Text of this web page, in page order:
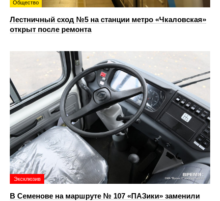
Общество
Лестничный сход №5 на станции метро «Чкаловская»
открыт после ремонта
Эксклюзив
В Семенове на маршруте № 107 «ПАЗики» заменили